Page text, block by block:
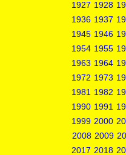
1927 1928
1936 1937
1945 1946
1954 1955
1963 1964
1972 1973
1981 1982
1990 1991
1999 2000
2008 2009
2017 2018